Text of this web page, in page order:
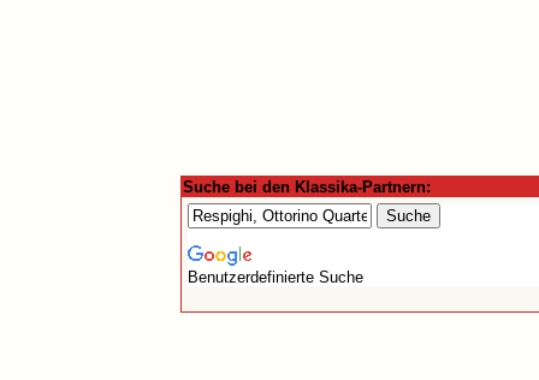
Suche bei den Klassika-Partnern:
Benutzerdefinierte Suche